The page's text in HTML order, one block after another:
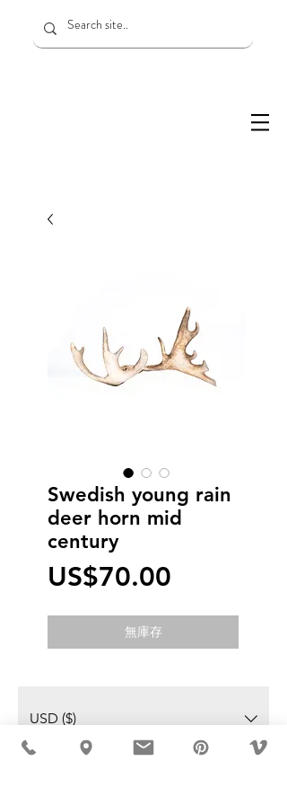
Swedish young rain
deer horn mid
century
US$70.00
格
無庫存
USD ($)